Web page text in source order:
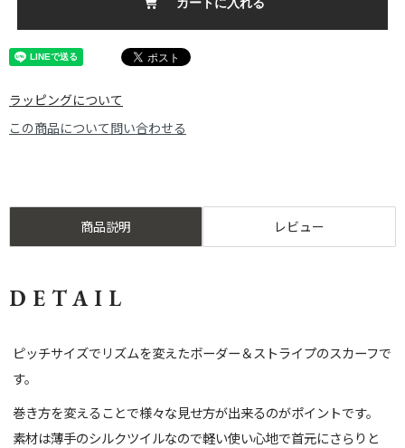
ラッピングについて
この商品について問い合わせる
商品説明 レビュー
DETAIL
ピッチサイズでリズムを変えたボーダー＆ストライプのスカーフで
す。
巻き方を変えることで様々な見せ方が出来るのがポイントです。
素材は薄手のシルクツイルなので軽い使い心地で首元にさらりと